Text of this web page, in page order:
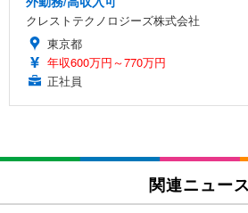
クレストテクノロジーズ株式会社
東京都
年収600万円～770万円
正社員
関連ニュース